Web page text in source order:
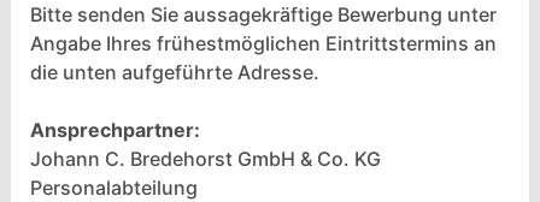
Bitte senden Sie aussagekräftige Bewerbung unter
Angabe Ihres frühestmöglichen Eintrittstermins an
die unten aufgeführte Adresse.
Ansprechpartner:
Johann C. Bredehorst GmbH & Co. KG
Personalabteilung